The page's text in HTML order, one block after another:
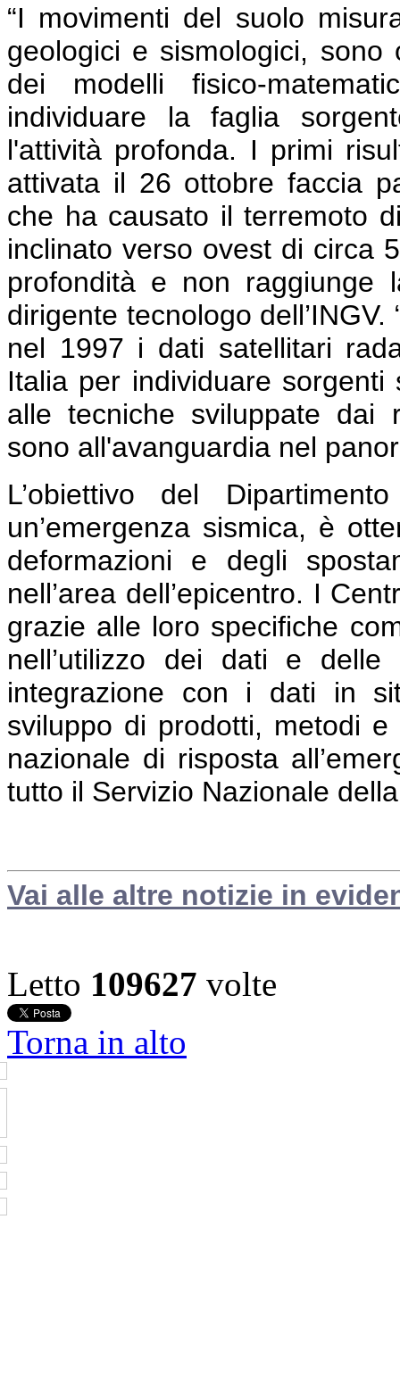
“I movimenti del suolo
geologici e sismologici,
dei modelli fisico-
individuare la faglia
l'attività profonda. I primi
attivata il 26 ottobre faccia
che ha causato il terremoto
inclinato verso ovest di circa
profondità e non raggiunge
dirigente tecnologo
nel 1997 i dati satellitari
Italia per individuare
alle tecniche sviluppate dai
sono all'avanguardia nel
L’obiettivo del
un’emergenza sismica, è
deformazioni e degli
nell’area dell’epicentro. I
grazie alle loro specifiche
nell’utilizzo dei dati e
integrazione con i dati in
sviluppo di prodotti, metodi
nazionale di risposta
tutto il Servizio Nazionale
Vai alle altre notizie in
Letto 109627 volte
Torna in alto